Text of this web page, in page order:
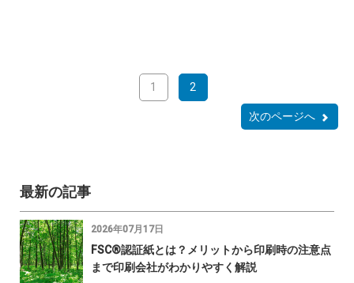
次のページへ
1 2
最新の記事
2026年07月17日
FSC®認証紙とは？メリットから印刷時の注意点
まで印刷会社がわかりやすく解説